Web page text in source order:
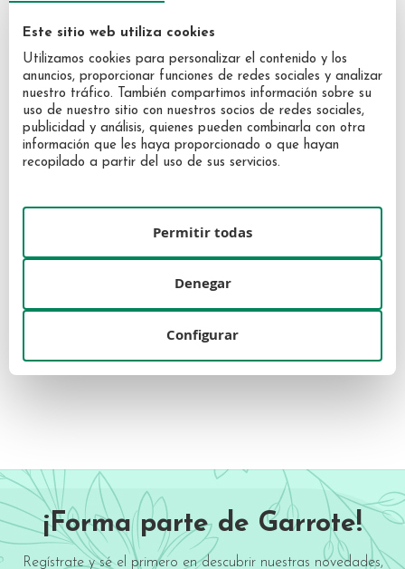
Narciso Rodríguez Narciso
Narciso Rodríguez Narciso
Este sitio web utiliza cookies
Utilizamos cookies para personalizar el contenido y los
anuncios, proporcionar funciones de redes sociales y analizar
nuestro tráfico. También compartimos información sobre su
uso de nuestro sitio con nuestros socios de redes sociales,
publicidad y análisis, quienes pueden combinarla con otra
información que les haya proporcionado o que hayan
recopilado a partir del uso de sus servicios.
Configurar
Denegar
Permitir todas
¡Forma parte de Garrote!
Regístrate y sé el primero en descubrir nuestras novedades,